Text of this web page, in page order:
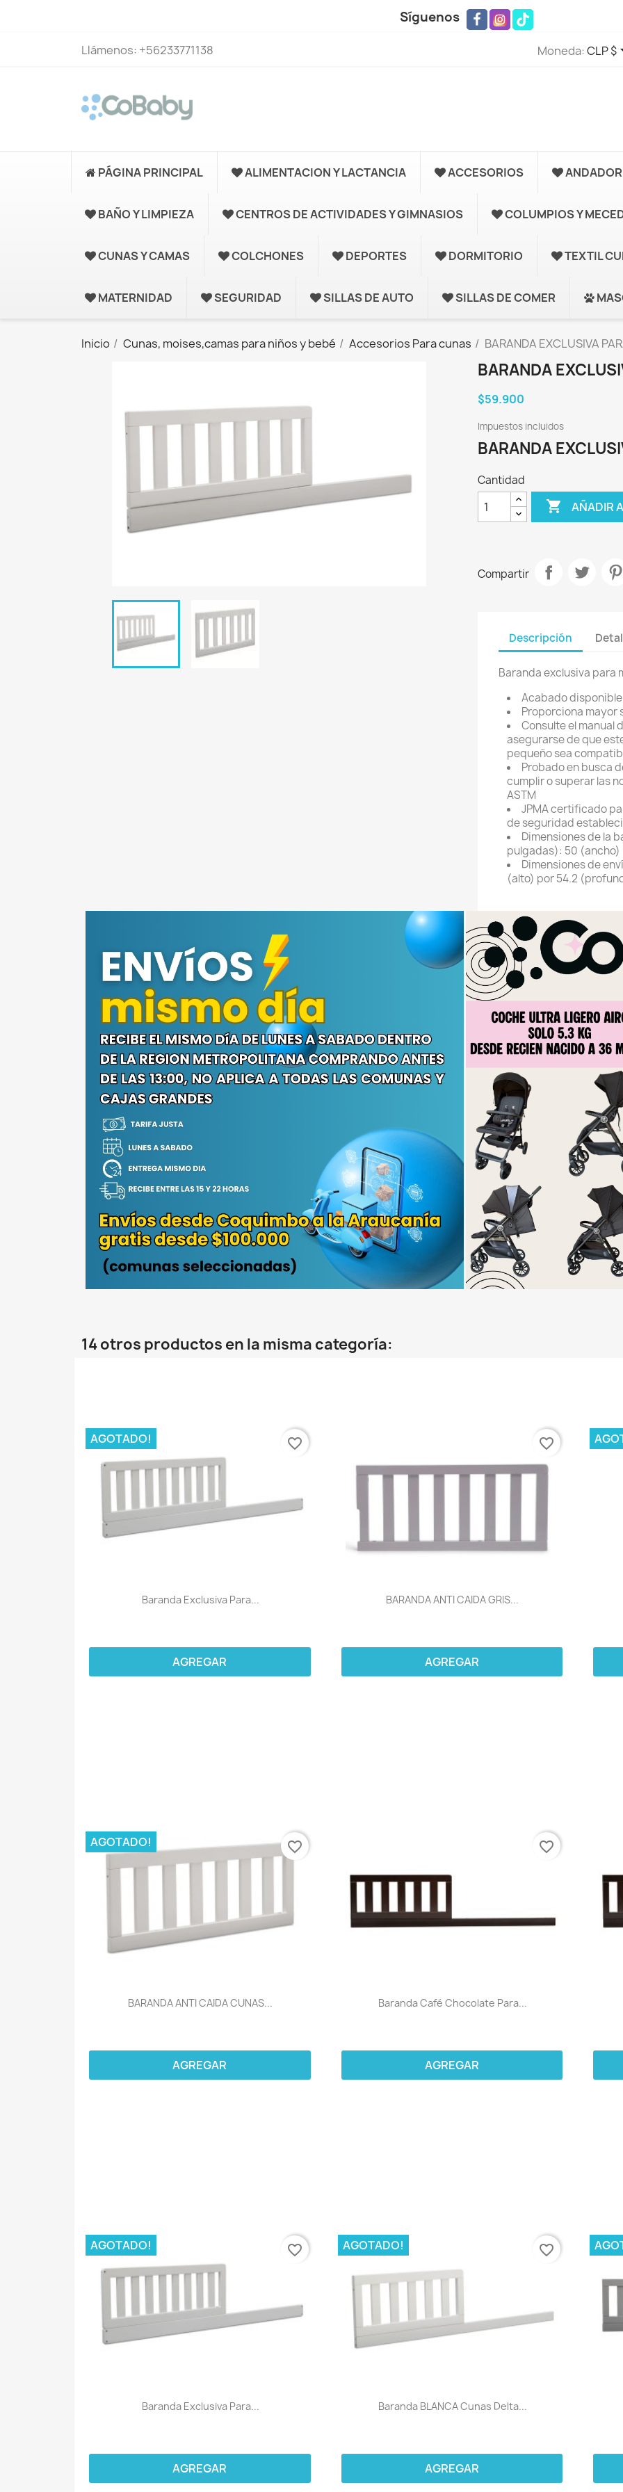
Síguenos
Llámenos: +56233771138 Moneda:CLP $
PÁGINA PRINCIPAL ALIMENTACION Y LACTANCIA ACCESORIOS
BAÑO Y LIMPIEZA CENTROS DE ACTIVIDADES Y GIMNASIOS COLUMPIOS Y
CUNAS Y CAMAS COLCHONES DEPORTES DORMITORIO TEXTIL
MATERNIDAD SEGURIDAD SILLAS DE AUTO SILLAS DE COMER
Inicio Cunas, moises,camas para niños y bebé Accesorios Para cunas BARANDA EXCLUSIVA
BARANDA
$59.900
Impuestos incluidos
BARANDA
Cantidad
 AÑADIR
Compartir
Descripción
Baranda exclusiva para
Acabado
Proporciona mayor
Consulte el manual
asegurarse de que
pequeño sea
Probado en busca
cumplir o superar las
ASTM
JPMA certificado
de seguridad
Dimensiones de la
pulgadas): 50
Dimensiones de
(alto) por 54.2
14 otros productos en la misma categoría:
Baranda Exclusiva Para...
AGOTADO!
AGREGAR
favorite_border
BARANDA ANTI CAIDA GRIS...
AGREGAR
favorite_border
BARANDA ANTI CAIDA CUNAS...
AGOTADO!
AGREGAR
favorite_border
Baranda Café Chocolate Para...
AGREGAR
favorite_border
Baranda Exclusiva Para...
AGOTADO!
AGREGAR
favorite_border
Baranda BLANCA Cunas Delta...
AGOTADO!
AGREGAR
favorite_border